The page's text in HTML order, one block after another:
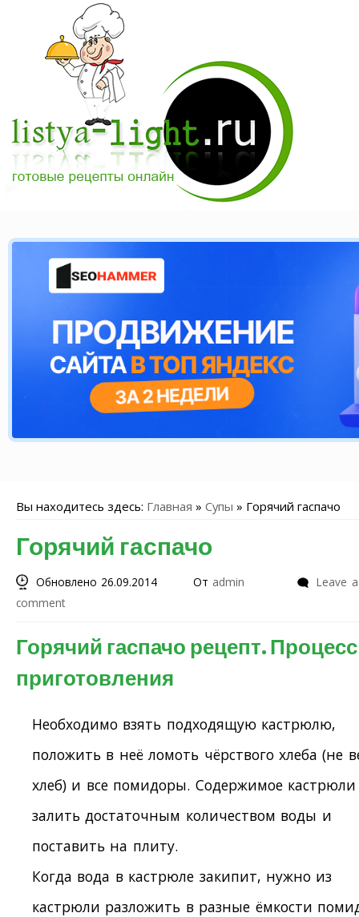
Вы находитесь здесь: Главная » Супы » Горячий гаспачо
Горячий гаспачо
Обновлено 26.09.2014 От admin
Leave a
comment
Горячий гаспачо рецепт. Процесс
приготовления
Необходимо взять подходящую кастрюлю,
положить в неё ломоть чёрствого хлеба (не
хлеб) и все помидоры. Содержимое кастрюли
залить достаточным количеством воды и
поставить на плиту.
Когда вода в кастрюле закипит, нужно из
кастрюли разложить в разные ёмкости